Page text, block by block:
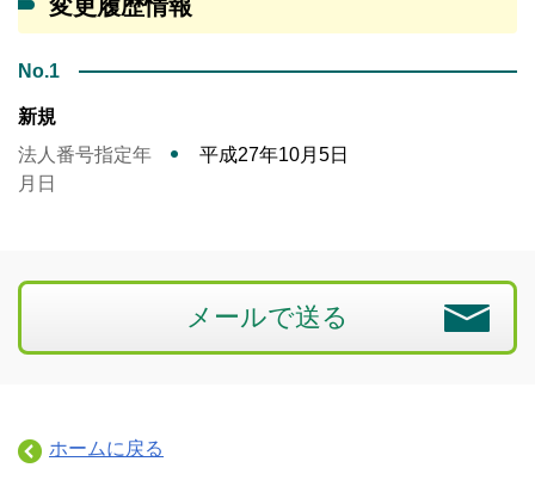
変更履歴情報
No.1
新規
法人番号指定年
月日
平成27年10月5日
メールで送る
ホームに戻る